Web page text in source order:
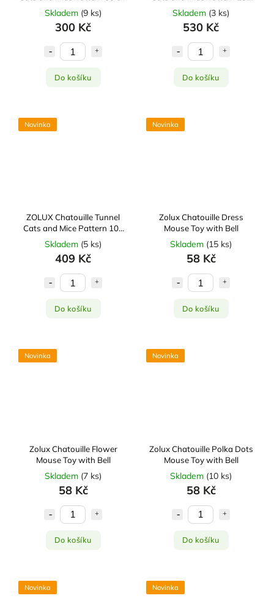
Skladem (9 ks)
300 Kč
Do košíku
Skladem (3 ks)
530 Kč
Do košíku
Novinka
ZOLUX Chatouille Tunnel
Cats and Mice Pattern 100
Skladem (5 ks)
409 Kč
Do košíku
Novinka
Zolux Chatouille Dress
Mouse Toy with Bell
Skladem (15 ks)
58 Kč
Do košíku
Novinka
Zolux Chatouille Flower
Mouse Toy with Bell
Skladem (7 ks)
58 Kč
Do košíku
Novinka
Zolux Chatouille Polka Dots
Mouse Toy with Bell
Skladem (10 ks)
58 Kč
Do košíku
Novinka Novinka